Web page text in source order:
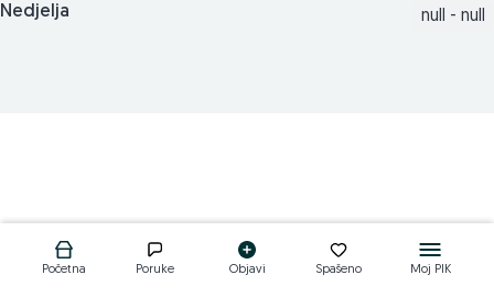
Nedjelja null - null
Početna Poruke Objavi Spašeno Moj PIK